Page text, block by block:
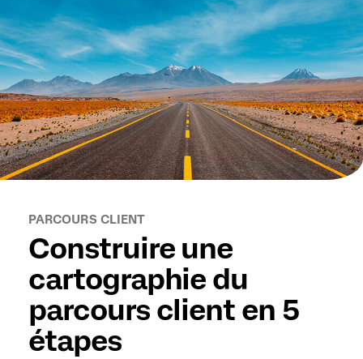
PARCOURS CLIENT
Construire une
cartographie du
parcours client en 5
étapes